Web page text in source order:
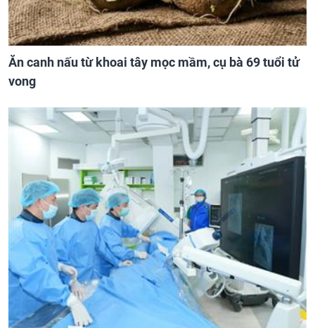
Ăn canh nấu từ khoai tây mọc mầm, cụ bà 69 tuổi tử
vong